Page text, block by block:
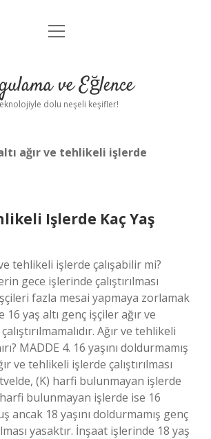
Anasayfa
Yasal Uyarı
menüyü
ve Eğlence
dolu neşeli keşifler!
ağır ve tehlikeli işlerde
Işlerde Kaç Yaş
tehlikeli işlerde çalışabilir mi?
gece işlerinde çalıştırılması
fazla mesai yapmaya zorlamak
16 yaş altı genç işçiler ağır ve
Ağır ve tehlikeli
MADDE 4. 16 yaşını doldurmamış
ve tehlikeli işlerde çalıştırılması
(K) harfi bulunmayan işlerde
harfi bulunmayan işlerde ise 16
ancak 18 yaşını doldurmamış genç
yasaktır. İnşaat işlerinde 18 yaş